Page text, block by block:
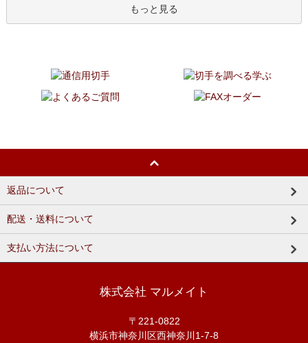
もっと見る
返品について
配送・送料について
支払い方法について
株式会社 マルメイト
〒221-0822
横浜市神奈川区西神奈川1-7-8